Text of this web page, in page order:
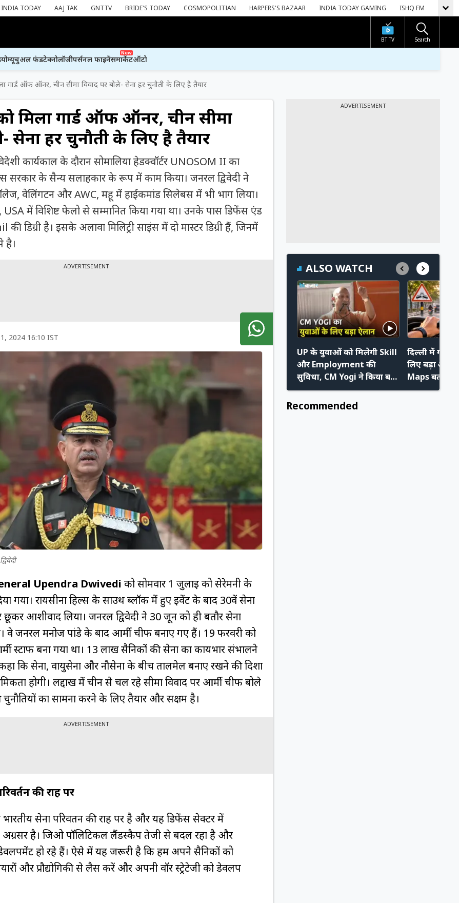
INDIA TODAY AAJ TAK GNTTV BRIDE'S TODAY COSMOPOLITIAN HARPERS'S BAZAAR INDIA TODAY GAMING ISHQ FM
BT TV Search
म्यूचुअल फंडटेक्नोलॉजीपर्सनल फाइनेंस
New
मार्केटऑटो
गार्ड ऑफ ऑनर, चीन सीमा विवाद पर बोले- सेना हर चुनौती के लिए है तैयार
मिला गार्ड ऑफ ऑनर, चीन सीमा
सेना हर चुनौती के लिए है तैयार
कार्यकाल के दौरान सोमालिया हेडक्वॉर्टर UNOSOM II का
सरकार के सैन्य सलाहकार के रूप में काम किया। जनरल द्विवेदी ने
वेलिंगटन और AWC, महू में हाईकमांड सिलेबस में भी भाग लिया।
USA में विशिष्ट फेलो से सम्मानित किया गया था। उनके पास डिफेंस एंड
डिग्री है। इसके अलावा मिलिट्री साइंस में दो मास्टर डिग्री हैं, जिनमें
है।
ADVERTISEMENT
1, 2024 16:10 IST
Upendra Dwivedi को सोमवार 1 जुलाई को सेरेमनी के
गया। रायसीना हिल्स के साउथ ब्लॉक में हुए इवेंट के बाद 30वें सेना
आशीर्वाद लिया। जनरल द्विवेदी ने 30 जून को ही बतौर सेना
वे जनरल मनोज पांडे के बाद आर्मी चीफ बनाए गए हैं। 19 फरवरी को
स्टाफ बना गया था। 13 लाख सैनिकों की सेना का कार्यभार संभालने
कि सेना, वायुसेना और नौसेना के बीच तालमेल बनाए रखने की दिशा
होगी। लद्दाख में चीन से चल रहे सीमा विवाद पर आर्मी चीफ बोले
चुनौतियों का सामना करने के लिए तैयार और सक्षम है।
ADVERTISEMENT
की राह पर
भारतीय सेना परिवर्तन की राह पर है और यह डिफेंस सेक्टर में
अग्रसर है। जिओ पॉलिटिकल लैंडस्कैप तेजी से बदल रहा है और
हो रहे हैं। ऐसे में यह जरूरी है कि हम अपने सैनिकों को
और प्रौद्योगिकी से लैस करें और अपनी वॉर स्ट्रेटेजी को डेवलप
ADVERTISEMENT
ALSO WATCH
UP के युवाओं को मिलेगी Skill
और Employment की
सुविधा, CM Yogi ने किया बड़ा
ऐलान
दिल्ली में गाड़ी
लिए बड़ा
Maps
का खतरा
Recommended